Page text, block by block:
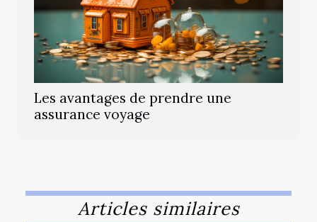
Les avantages de prendre une
assurance voyage
Articles similaires